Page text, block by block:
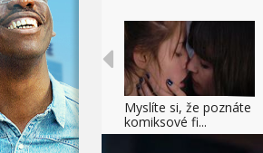
Myslíte si, že poznáte
komiksové fi...